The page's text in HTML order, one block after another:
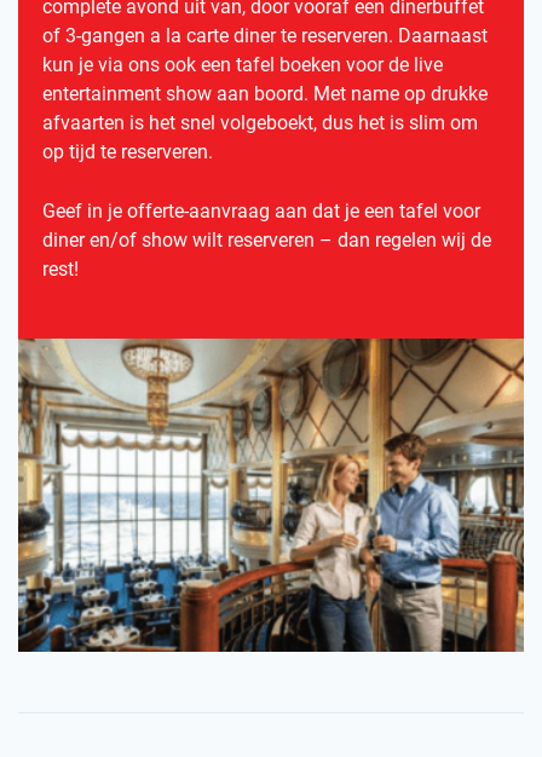
complete avond uit van, door vooraf een dinerbuffet
of 3-gangen a la carte diner te reserveren. Daarnaast
kun je via ons ook een tafel boeken voor de live
entertainment show aan boord. Met name op drukke
afvaarten is het snel volgeboekt, dus het is slim om
op tijd te reserveren.
Geef in je offerte-aanvraag aan dat je een tafel voor
diner en/of show wilt reserveren – dan regelen wij de
rest!